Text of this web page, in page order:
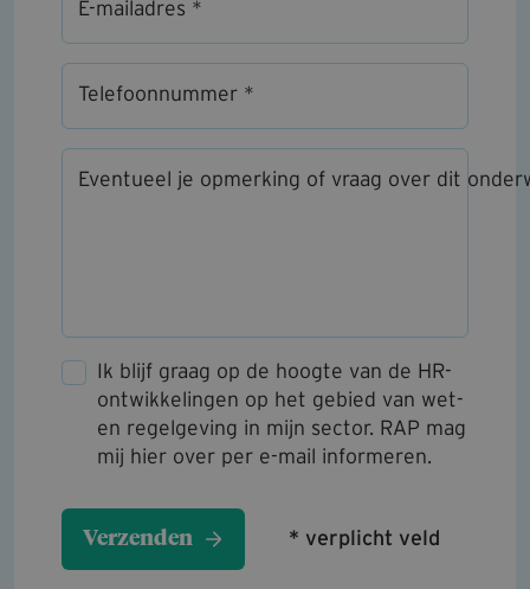
E-mailadres *
Telefoonnummer *
Eventueel je opmerking of vraag over dit
Ik blijf graag op de hoogte van de HR-
ontwikkelingen op het gebied van wet-
en regelgeving in mijn sector. RAP mag
mij hier over per e-mail informeren.
* verplicht veld